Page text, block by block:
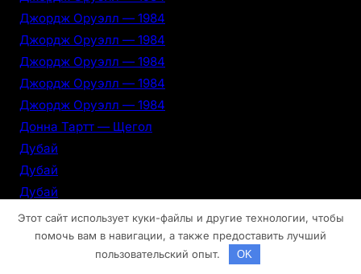
Джордж Оруэлл — 1984
Джордж Оруэлл — 1984
Джордж Оруэлл — 1984
Джордж Оруэлл — 1984
Джордж Оруэлл — 1984
Донна Тартт — Щегол
Дубай
Дубай
Дубай
Дубай
Дубай
Этот сайт использует куки-файлы и другие технологии, чтобы
помочь вам в навигации, а также предоставить лучший
пользовательский опыт.
OK